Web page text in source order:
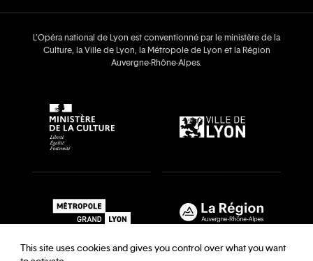
L’Opéra national de Lyon est conventionné par le ministère de la
Culture, la Ville de Lyon, la Métropole de Lyon et la Région
Auvergne‑Rhône‑Alpes.
This site uses cookies and gives you control over what you want